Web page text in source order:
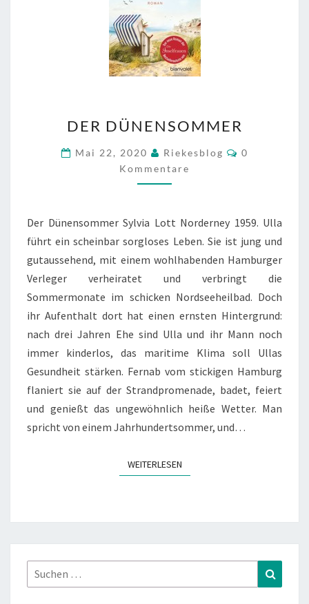
DÜNENSOMMER
DER DÜNENSOMMER
Mai 22, 2020 Riekesblog Kommentare
0
Kommentare
Der Dünensommer Sylvia Lott Norderney 1959. Ulla
führt ein scheinbar sorgloses Leben. Sie ist jung und
gutaussehend, mit einem wohlhabenden Hamburger
Verleger verheiratet und verbringt die
Sommermonate im schicken Nordseeheilbad. Doch
ihr Aufenthalt dort hat einen ernsten Hintergrund:
nach drei Jahren Ehe sind Ulla und ihr Mann noch
immer kinderlos, das maritime Klima soll Ullas
Gesundheit stärken. Fernab vom stickigen Hamburg
flaniert sie auf der Strandpromenade, badet, feiert
und genießt das ungewöhnlich heiße Wetter. Man
spricht von einem Jahrhundertsommer, und…
WEITERLESENWEITERLESEN
Suchen
nach: